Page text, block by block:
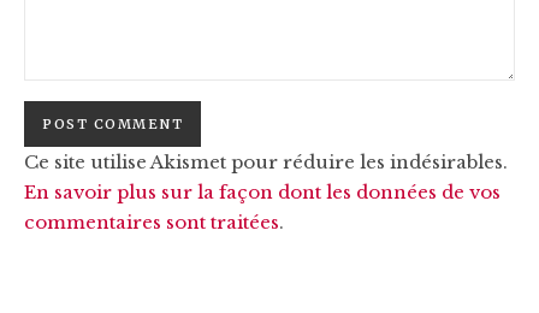
Ce site utilise Akismet pour réduire les indésirables.
En savoir plus sur la façon dont les données de vos
commentaires sont traitées.